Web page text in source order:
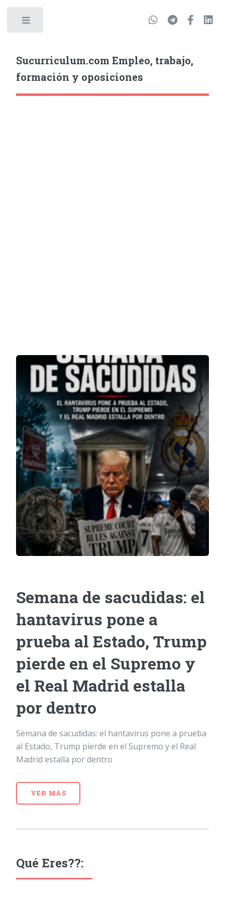
Sucurriculum.com Empleo, trabajo,
formación y oposiciones
Semana de sacudidas: el
hantavirus pone a
prueba al Estado, Trump
pierde en el Supremo y
el Real Madrid estalla
por dentro
Semana de sacudidas: el hantavirus pone a prueba
al Estado, Trump pierde en el Supremo y el Real
Madrid estalla por dentro
VER MÁS
Qué Eres??: